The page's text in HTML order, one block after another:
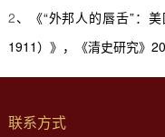
2、《“外邦人的唇舌”：美
1911）》，《清史研究》
联系方式